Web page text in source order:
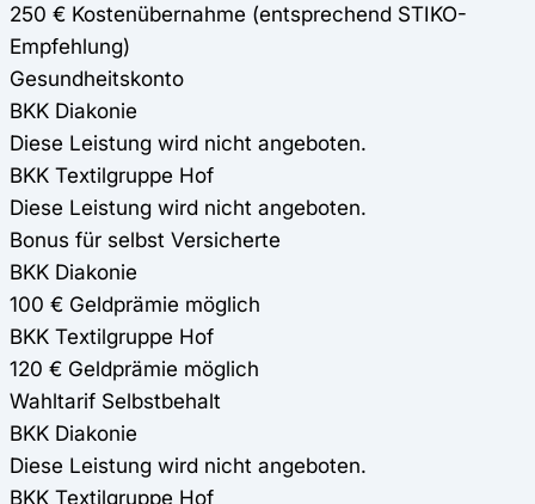
250 € Kostenübernahme (entsprechend STIKO-
Empfehlung)
Gesundheitskonto
BKK Diakonie
Diese Leistung wird nicht angeboten.
BKK Textilgruppe Hof
Diese Leistung wird nicht angeboten.
Bonus für selbst Versicherte
BKK Diakonie
100 € Geldprämie möglich
BKK Textilgruppe Hof
120 € Geldprämie möglich
Wahltarif Selbstbehalt
BKK Diakonie
Diese Leistung wird nicht angeboten.
BKK Textilgruppe Hof